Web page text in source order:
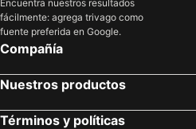
Encuentra nuestros resultados
fácilmente: agrega trivago como
fuente preferida en Google.
Compañía
Nuestros productos
Términos y políticas